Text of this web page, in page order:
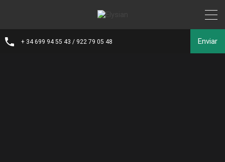
+ 34 699 94 55 43 / 922 79 05 48 Enviar